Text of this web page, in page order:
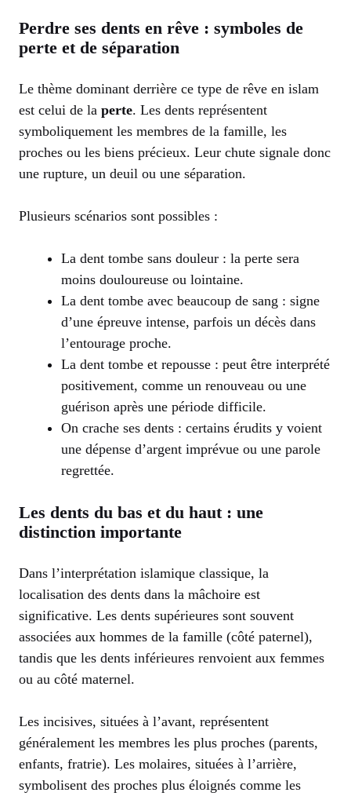
Perdre ses dents en rêve : symboles de
perte et de séparation
Le thème dominant derrière ce type de rêve en islam
est celui de la perte. Les dents représentent
symboliquement les membres de la famille, les
proches ou les biens précieux. Leur chute signale donc
une rupture, un deuil ou une séparation.
Plusieurs scénarios sont possibles :
La dent tombe sans douleur : la perte sera
moins douloureuse ou lointaine.
La dent tombe avec beaucoup de sang : signe
d’une épreuve intense, parfois un décès dans
l’entourage proche.
La dent tombe et repousse : peut être interprété
positivement, comme un renouveau ou une
guérison après une période difficile.
On crache ses dents : certains érudits y voient
une dépense d’argent imprévue ou une parole
regrettée.
Les dents du bas et du haut : une
distinction importante
Dans l’interprétation islamique classique, la
localisation des dents dans la mâchoire est
significative. Les dents supérieures sont souvent
associées aux hommes de la famille (côté paternel),
tandis que les dents inférieures renvoient aux femmes
ou au côté maternel.
Les incisives, situées à l’avant, représentent
généralement les membres les plus proches (parents,
enfants, fratrie). Les molaires, situées à l’arrière,
symbolisent des proches plus éloignés comme les